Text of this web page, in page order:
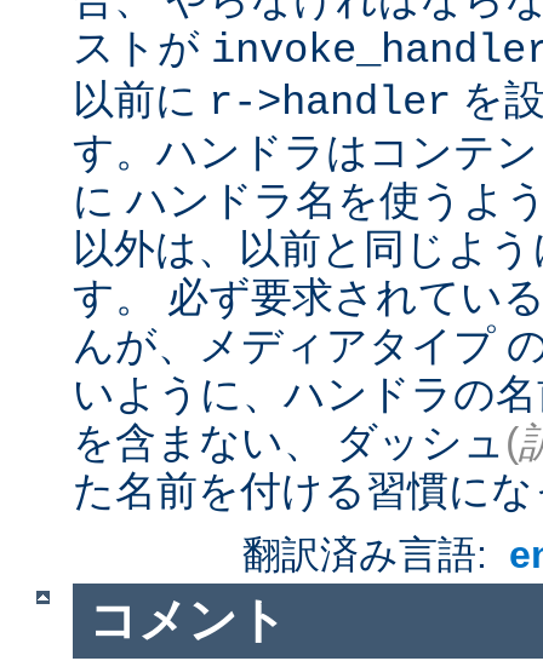
ストが
以前に r->handler を
す。ハンドラはコンテ
に ハンドラ名を使うよ
以外は、以前と同じよ
す。 必ず要求されてい
んが、メディアタイプ
いように、ハンドラの
を含まない、 ダッシュ (
た名前を付ける習慣に
翻訳済み言語:
コメント